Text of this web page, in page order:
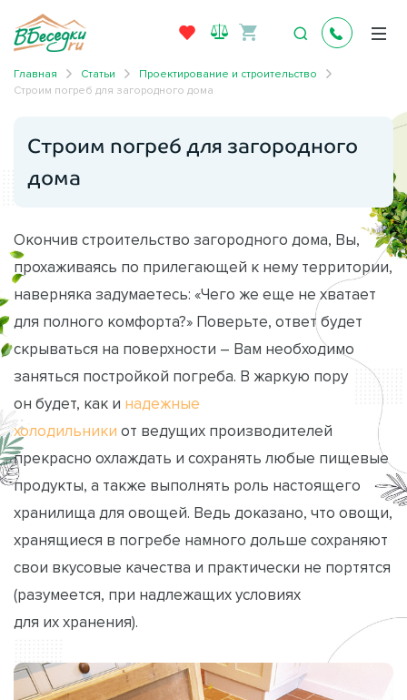
Главная Статьи
Проектирование и строительство
Строим погреб для загородного дома
Строим погреб для загородного
дома
Окончив строительство загородного дома, Вы,
прохаживаясь по прилегающей к нему территории,
наверняка задумаетесь: «Чего же еще не хватает
для полного комфорта?» Поверьте, ответ будет
скрываться на поверхности – Вам необходимо
заняться постройкой погреба. В жаркую пору
он будет, как и надежные
холодильники от ведущих производителей
прекрасно охлаждать и сохранять любые пищевые
продукты, а также выполнять роль настоящего
хранилища для овощей. Ведь доказано, что овощи,
хранящиеся в погребе намного дольше сохраняют
свои вкусовые качества и практически не портятся
(разумеется, при надлежащих условиях
для их хранения).